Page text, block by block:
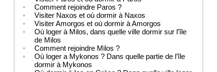
Comment rejoindre Paros ?
Visiter Naxos et où dormir à Naxos
Visiter Amorgos et où dormir à Amorgos
Où loger à Milos, dans quelle ville dormir sur l’île
de Milos
Comment rejoindre Milos ?
Où loger a Mykonos ? Dans quelle partie de l’île
dormir à Mykonos